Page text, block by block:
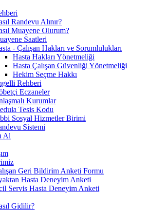
Randevu Alınır?
Muayene Olurum?
Saatleri
- Çalışan Hakları ve Sorumlulukları
Hasta Hakları Yönetmeliği
Hasta Çalışan Güvenliği Yönetmeliği
Hekim Seçme Hakkı
Rehberi
Eczaneler
Kurumlar
Tesis Kodu
Sosyal Hizmetler Birimi
Sistemi
Al
Geri Bildirim Anketi Formu
Hasta Deneyim Anketi
Servis Hasta Deneyim Anketi
Gidilir?